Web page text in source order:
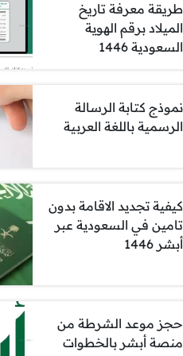
طريقة معرفة تاريخ
الميلاد برقم الهوية
السعودية 1446
نموذج كتابة الرسالة
الرسمية باللغة العربية
كيفية تجديد الاقامة بدون
تامين في السعودية عبر
أبشر 1446
حجز موعد الشرطة من
منصة أبشر بالخطوات